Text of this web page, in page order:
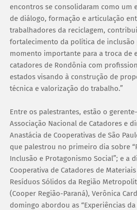
encontros se consolidaram como um
de diálogo, formação e articulação
trabalhadores da reciclagem,
fortalecimento da política de inclusão
momento importante para a troca de
catadores de Rondônia com
estados visando à construção de
técnica e valorização do trabalho.”
Entre os palestrantes, estão o
Associação Nacional de Catadores e
Anastácia de Cooperativas de São
que palestrou no primeiro dia sobre
Inclusão e Protagonismo Social”; e a
Cooperativa de Catadores de
Resíduos Sólidos da Região
(Cooper Região-Paraná), Verônica
domingo abordou as “Experiências